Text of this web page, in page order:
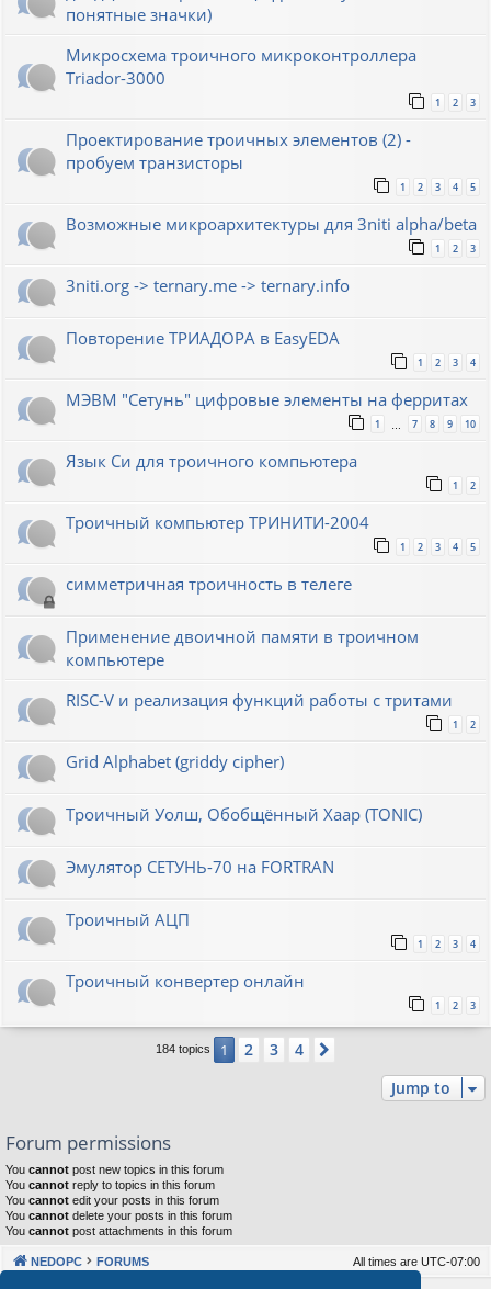
понятные значки)
Микросхема троичного микроконтроллера
Triador-3000
1 2 3
Проектирование троичных элементов (2) -
пробуем транзисторы
1 2 3 4 5
Возможные микроархитектуры для 3niti alpha/beta
1 2 3
3niti.org -> ternary.me -> ternary.info
Повторение ТРИАДОРА в EasyEDA
1 2 3 4
МЭВМ "Сетунь" цифровые элементы на ферритах
1 … 7 8 9 10
Язык Си для троичного компьютера
1 2
Троичный компьютер ТРИНИТИ-2004
1 2 3 4 5
симметричная троичность в телеге
Применение двоичной памяти в троичном
компьютере
RISC-V и реализация функций работы с тритами
1 2
Grid Alphabet (griddy cipher)
Троичный Уолш, Обобщённый Хаар (TONIC)
Эмулятор СЕТУНЬ-70 на FORTRAN
Троичный АЦП
1 2 3 4
Троичный конвертер онлайн
1 2 3
184 topics 1 2 3 4
Jump to
Forum permissions
You cannot post new topics in this forum
You cannot reply to topics in this forum
You cannot edit your posts in this forum
You cannot delete your posts in this forum
You cannot post attachments in this forum
NEDOPC FORUMS All times are UTC-07:00